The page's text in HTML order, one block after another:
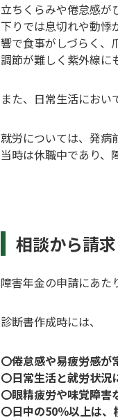
立ちくらみや倦怠感が
下りでは息切れや動悸
響で食事がしづらく、
調節が難しく紫外線に
また、日常生活におい
就労については、発病
当時は休職中であり、
相談から請
障害年金の申請にあた
診断書作成時には、
〇倦怠感や易疲労感が
〇日常生活と就労状況
〇眼精疲労や味覚障害
〇日中の50％以上は、